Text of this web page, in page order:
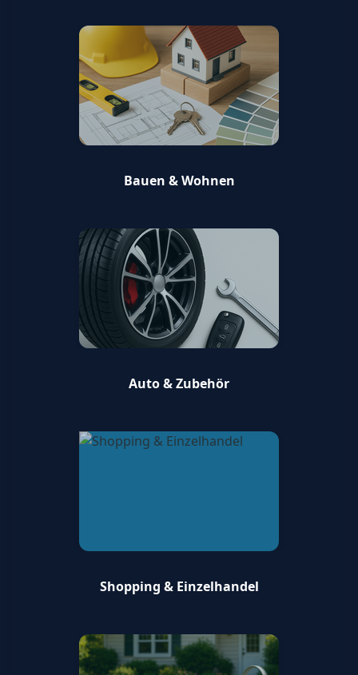
Bauen & Wohnen
Auto & Zubehör
Shopping & Einzelhandel